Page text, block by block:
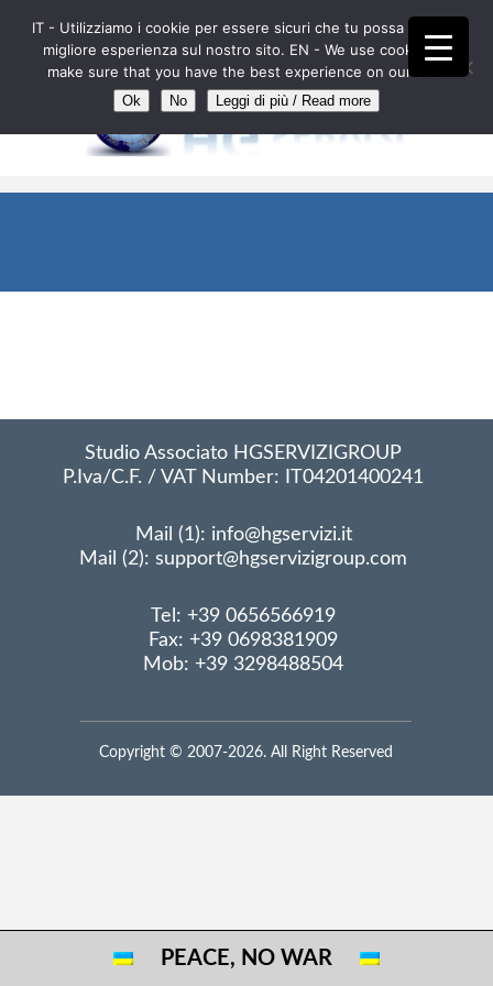
EN FR DE ES AL RO
Studio Associato HGSERVIZIGROUP
P.Iva/C.F. / VAT Number: IT04201400241
Mail (1): info@hgservizi.it
Mail (2): support@hgservizigroup.com
Tel: +39 0656566919
Fax: +39 0698381909
Mob: +39 3298488504
Copyright © 2007-2026. All Right Reserved
PEACE, NO WAR
IT - Utilizziamo i cookie per essere sicuri che tu possa avere la
migliore esperienza sul nostro sito. EN - We use cookies to
make sure that you have the best experience on our site.
Ok No Leggi di più / Read more